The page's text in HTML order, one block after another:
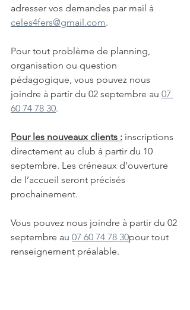
adresser vos demandes par mail à
celes4fers@gmail.com.
Pour tout problème de planning,
organisation ou question
pédagogique, vous pouvez nous
joindre à partir du 02 septembre au 07
60 74 78 30.
Pour les nouveaux clients : inscriptions
directement au club à partir du 10
septembre. Les créneaux d’ouverture
de l’accueil seront précisés
prochainement.
Vous pouvez nous joindre à partir du 02
septembre au 07 60 74 78 30pour tout
renseignement préalable.